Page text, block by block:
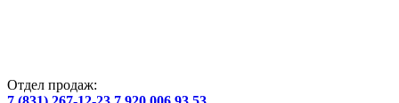
Отдел продаж: